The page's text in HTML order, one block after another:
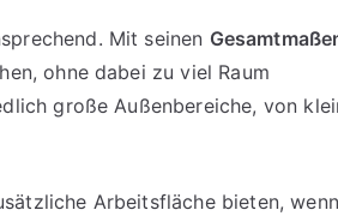
Mit seinen
ohne dabei zu viel Raum
große Außenbereiche, von
Arbeitsfläche bieten,